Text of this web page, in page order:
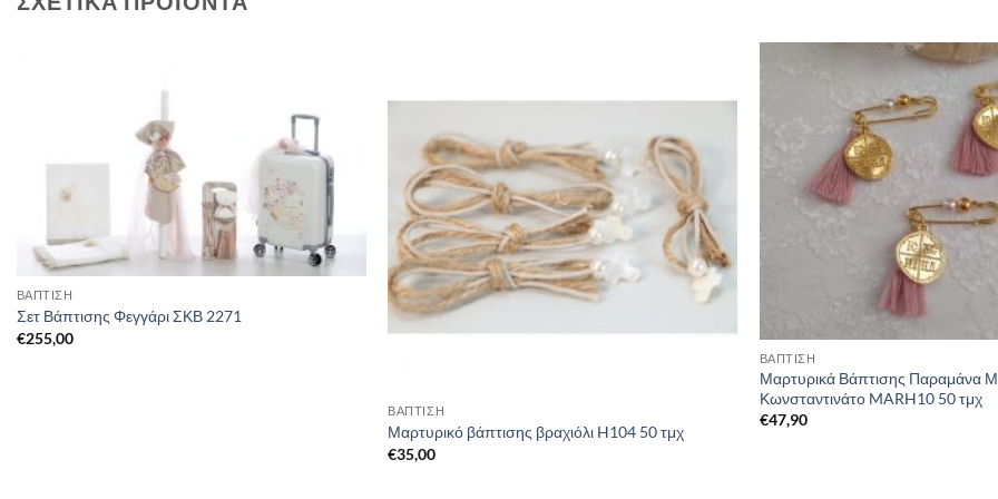
ΒΑΠΤΙΣΗ
Σετ Βάπτισης Φεγγάρι ΣΚΒ 2271
€255,00
ΒΑΠΤΙΣΗ
Μαρτυρικό βάπτισης βραχιόλι H104 50 τμχ
€35,00
ΒΑΠΤΙΣΗ
Μαρτυρικά Βάπτισης Παραμάνα
Κωνσταντινάτο MARH10 50 τμχ
€47,90